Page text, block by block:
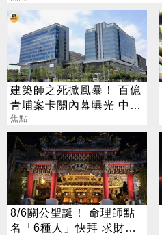
建築師之死掀風暴！ 百億
青埔案卡關內幕曝光 中
央、地方互踢皮球
焦點
8/6關公聖誕！ 命理師點
名「6種人」快拜 求財求